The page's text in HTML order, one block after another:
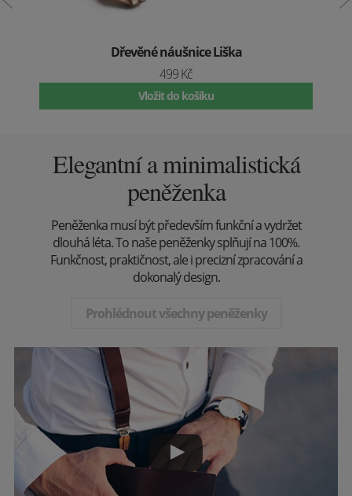
Dřevěné náušnice Liška
499 Kč
Vložit do košíku
Elegantní a minimalistická
peněženka
Peněženka musí být především funkční a vydržet
dlouhá léta. To naše peněženky splňují na 100%.
Funkčnost, praktičnost, ale i precizní zpracování a
dokonalý design.
Prohlédnout všechny peněženky